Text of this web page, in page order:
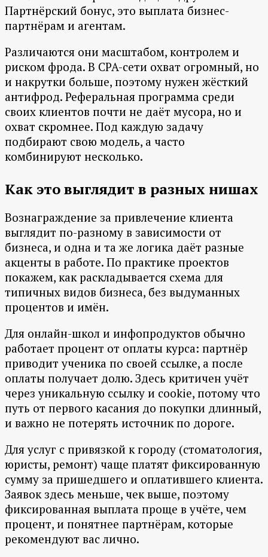
Партнёрский бонус, это выплата бизнес-
партнёрам и агентам.
Различаются они масштабом, контролем и
риском фрода. В CPA-сети охват огромный, но
и накрутки больше, поэтому нужен жёсткий
антифрод. Реферальная программа среди
своих клиентов почти не даёт мусора, но и
охват скромнее. Под каждую задачу
подбирают свою модель, а часто
комбинируют несколько.
Как это выглядит в разных нишах
Вознаграждение за привлечение клиента
выглядит по-разному в зависимости от
бизнеса, и одна и та же логика даёт разные
акценты в работе. По практике проектов
покажем, как раскладывается схема для
типичных видов бизнеса, без выдуманных
процентов и имён.
Для онлайн-школ и инфопродуктов обычно
работает процент от оплаты курса: партнёр
приводит ученика по своей ссылке, а после
оплаты получает долю. Здесь критичен учёт
через уникальную ссылку и cookie, потому что
путь от первого касания до покупки длинный,
и важно не потерять источник по дороге.
Для услуг с привязкой к городу (стоматология,
юристы, ремонт) чаще платят фиксированную
сумму за пришедшего и оплатившего клиента.
Заявок здесь меньше, чек выше, поэтому
фиксированная выплата проще в учёте, чем
процент, и понятнее партнёрам, которые
рекомендуют вас лично.